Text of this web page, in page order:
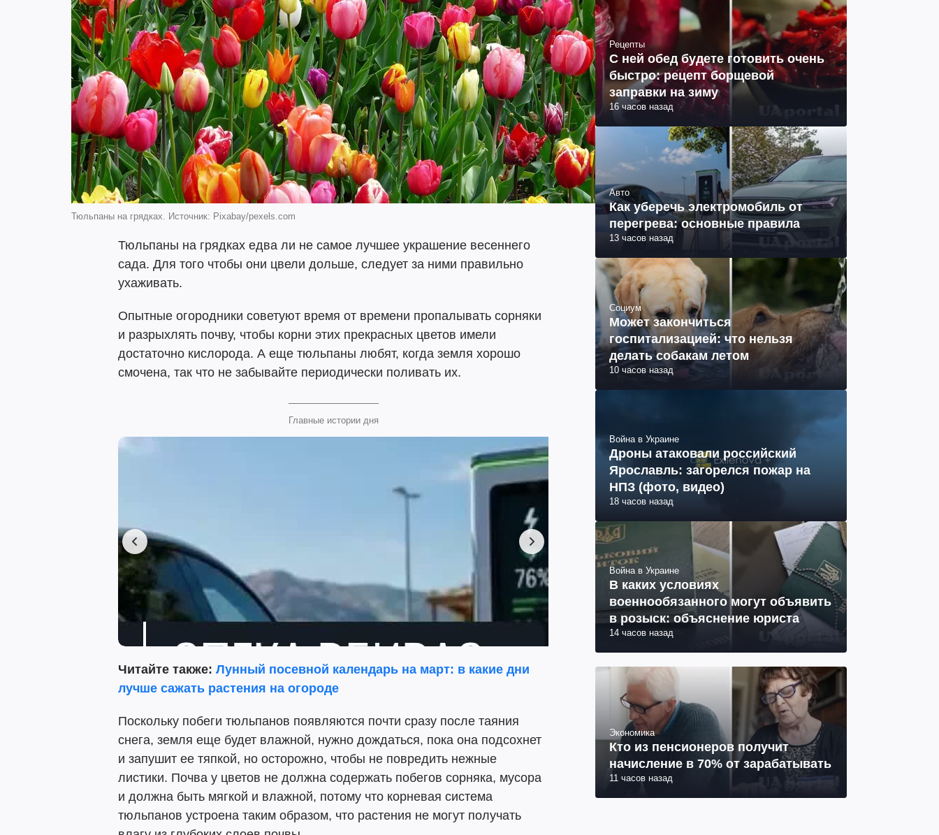
Тюльпаны на грядках. Источник: Pixabay/pexels.com
Тюльпаны на грядках едва ли не самое лучшее украшение весеннего
сада. Для того чтобы они цвели дольше, следует за ними правильно
ухаживать.
Опытные огородники советуют время от времени пропалывать сорняки
и разрыхлять почву, чтобы корни этих прекрасных цветов имели
достаточно кислорода. А еще тюльпаны любят, когда земля хорошо
смочена, так что не забывайте периодически поливать их.
Главные истории дня
Читайте также: Лунный посевной календарь на март: в какие дни
лучше сажать растения на огороде
Поскольку побеги тюльпанов появляются почти сразу после таяния
снега, земля еще будет влажной, нужно дождаться, пока она подсохнет
и запушит ее тяпкой, но осторожно, чтобы не повредить нежные
листики. Почва у цветов не должна содержать побегов сорняка, мусора
и должна быть мягкой и влажной, потому что корневая система
тюльпанов устроена таким образом, что растения не могут получать
Рецепты
С ней обед будете готовить очень
быстро: рецепт борщевой
заправки на зиму
16 часов назад
Авто
Как уберечь электромобиль от
перегрева: основные правила
13 часов назад
Социум
Может закончиться
госпитализацией: что нельзя
делать собакам летом
10 часов назад
Война в Украине
Дроны атаковали российский
Ярославль: загорелся пожар на
НПЗ (фото, видео)
18 часов назад
Война в Украине
В каких условиях
военнообязанного могут объявить
в розыск: объяснение юриста
14 часов назад
Экономика
Кто из пенсионеров получит
начисление в 70% от зарабатывать
11 часов назад